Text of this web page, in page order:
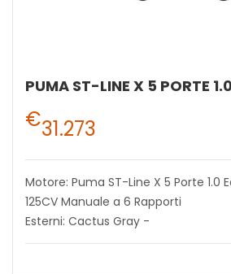
€31.273
Motore: Puma ST-Line X 5 Porte 1.0
125CV Manuale a 6 Rapporti
Esterni: Cactus Gray -